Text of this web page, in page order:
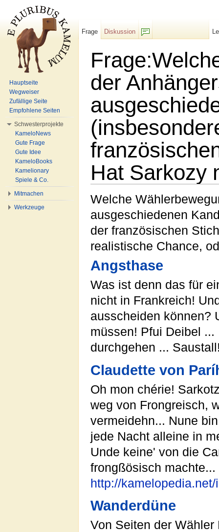
der
Hat
Welche
ausgeschiedenen
der französischen
realistische Chance,
Angsthase
Was ist denn das für
nicht in Frankreich!
ausscheiden können?
müssen! Pfui Deibel
durchgehen ...
Claudette von
Oh mon chérie!
weg von Frongreisch,
vermeidehn... Nune
jede Nacht alleine in
Unde keine' von die
frongßösisch
http://
Wanderdüne
Von Seiten der
Frage
Diskussion
Hauptseite
Wegweiser
Zufällige Seite
Empfohlene Seiten
Schwesterprojekte
KameloNews
Gute Frage
Gute Idee
KameloBooks
Kamelionary
Spiele & Co.
Mitmachen
Werkzeuge